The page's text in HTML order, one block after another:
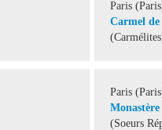
Paris
Carmel
Paris
(Soeurs